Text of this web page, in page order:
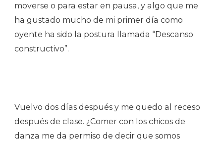
moverse o para estar en pausa, y algo que me
ha gustado mucho de mi primer día como
oyente ha sido la postura llamada “Descanso
constructivo”.
Vuelvo dos días después y me quedo al receso
después de clase. ¿Comer con los chicos de
danza me da permiso de decir que somos